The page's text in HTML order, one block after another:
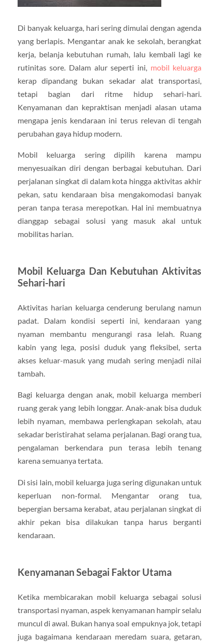
Di banyak keluarga, hari sering dimulai dengan agenda
yang berlapis. Mengantar anak ke sekolah, berangkat
kerja, belanja kebutuhan rumah, lalu kembali lagi ke
rutinitas sore. Dalam alur seperti ini, mobil keluarga
kerap dipandang bukan sekadar alat transportasi,
tetapi bagian dari ritme hidup sehari-hari.
Kenyamanan dan kepraktisan menjadi alasan utama
mengapa jenis kendaraan ini terus relevan di tengah
perubahan gaya hidup modern.
Mobil keluarga sering dipilih karena mampu
menyesuaikan diri dengan berbagai kebutuhan. Dari
perjalanan singkat di dalam kota hingga aktivitas akhir
pekan, satu kendaraan bisa mengakomodasi banyak
peran tanpa terasa merepotkan. Hal ini membuatnya
dianggap sebagai solusi yang masuk akal untuk
mobilitas harian.
Mobil Keluarga Dan Kebutuhan Aktivitas
Sehari-hari
Aktivitas harian keluarga cenderung berulang namun
padat. Dalam kondisi seperti ini, kendaraan yang
nyaman membantu mengurangi rasa lelah. Ruang
kabin yang lega, posisi duduk yang fleksibel, serta
akses keluar-masuk yang mudah sering menjadi nilai
tambah.
Bagi keluarga dengan anak, mobil keluarga memberi
ruang gerak yang lebih longgar. Anak-anak bisa duduk
lebih nyaman, membawa perlengkapan sekolah, atau
sekadar beristirahat selama perjalanan. Bagi orang tua,
pengalaman berkendara pun terasa lebih tenang
karena semuanya tertata.
Di sisi lain, mobil keluarga juga sering digunakan untuk
keperluan non-formal. Mengantar orang tua,
bepergian bersama kerabat, atau perjalanan singkat di
akhir pekan bisa dilakukan tanpa harus berganti
kendaraan.
Kenyamanan Sebagai Faktor Utama
Ketika membicarakan mobil keluarga sebagai solusi
transportasi nyaman, aspek kenyamanan hampir selalu
muncul di awal. Bukan hanya soal empuknya jok, tetapi
juga bagaimana kendaraan meredam suara, getaran,